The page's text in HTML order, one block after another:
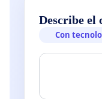
Describe el
Con